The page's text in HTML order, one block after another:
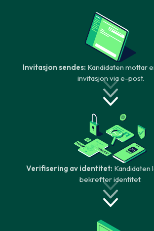
Invitasjon sendes: Kandidaten mottar
invitasjon via e-post.
Verifisering av identitet: Kandidaten
bekrefter identitet.